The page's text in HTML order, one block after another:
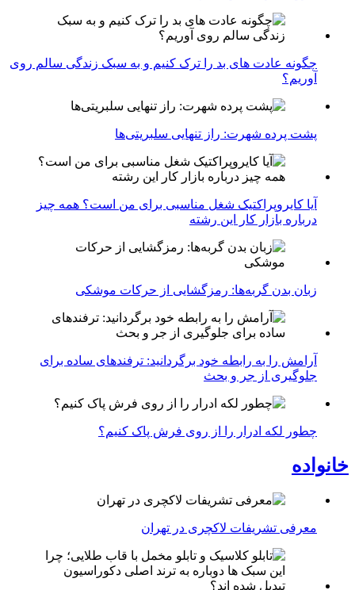
چگونه عادت‌ های بد را ترک کنیم و به سبک زندگی سالم روی
آوریم؟
پشت پرده شهرت: راز تنهایی سلبریتی‌ها
آیا کایروپراکتیک شغل مناسبی برای من است؟ همه چیز
درباره بازار کار این رشته
زبان بدن گربه‌ها: رمزگشایی از حرکات موشکی
آرامش را به رابطه خود برگردانید: ترفندهای ساده برای
جلوگیری از جر و بحث
چطور لکه ادرار را از روی فرش پاک کنیم؟
خانواده
معرفی تشریفات لاکچری در تهران